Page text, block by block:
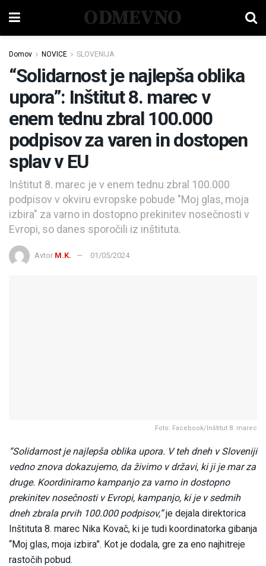
ODMEVNO
Domov NOVICE SLOVENIJA
“Solidarnost je najlepša oblika
upora”: Inštitut 8. marec v
enem tednu zbral 100.000
podpisov za varen in dostopen
splav v EU
Inštitut 8. marec je v enem tednu zbral 100.000
podpisov v okviru evropske pobude "Moj glas, moja
izbira" za varno in dostopno prekinitev nosečnosti v
Evropi, so danes sporočili iz inštituta.
Avtor M.K. 01/05/2024
Foto: Facebook/Inštitut 8. marec
“Solidarnost je najlepša oblika upora. V teh dneh v Sloveniji
vedno znova dokazujemo, da živimo v državi, ki ji je mar za
druge. Koordiniramo kampanjo za varno in dostopno
prekinitev nosečnosti v Evropi, kampanjo, ki je v sedmih
dneh zbrala prvih 100.000 podpisov,”je dejala direktorica
Inštituta 8. marec Nika Kovač, ki je tudi koordinatorka gibanja
“Moj glas, moja izbira”. Kot je dodala, gre za eno najhitreje
rastočih pobud.